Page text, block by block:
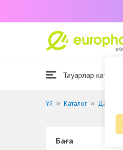
Тауарлар каталогы
Үй Каталог Дәрі-
Баға